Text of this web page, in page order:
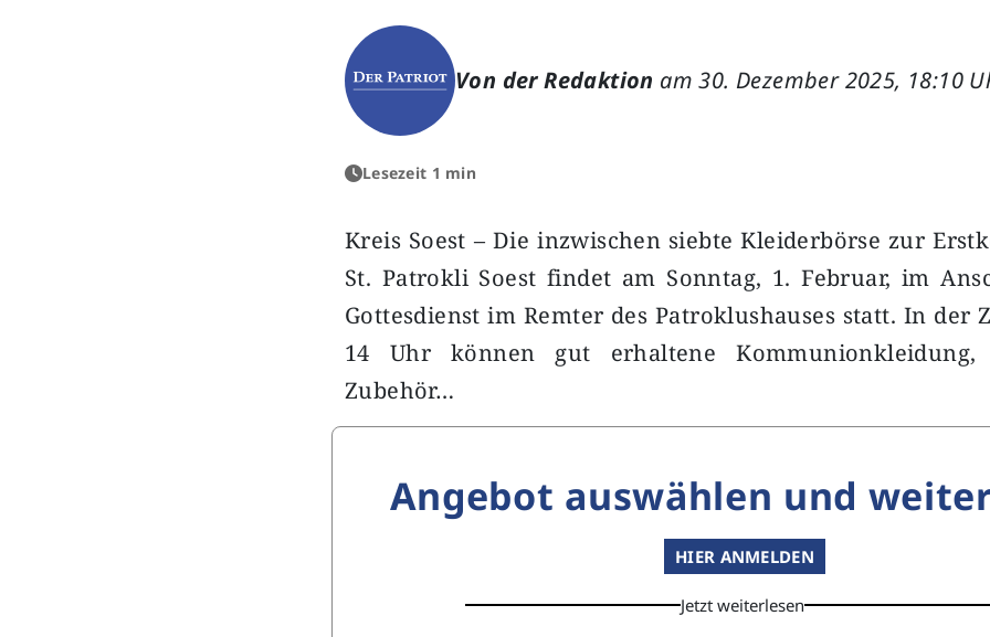
Von der Redaktion am 30. Dezember 2025, 18:10
Lesezeit 1 min
Kreis Soest – Die inzwischen siebte Kleiderbörse zur
St. Patrokli Soest findet am Sonntag, 1. Februar, im
Gottesdienst im Remter des Patroklushauses statt. In der
14 Uhr können gut erhaltene Kommunionkleidung,
Zubehör…
Angebot auswählen und
HIER ANMELDEN
Jetzt weiterlesen